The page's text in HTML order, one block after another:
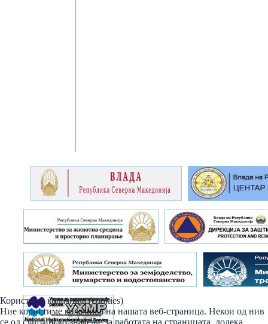
Користиме колачиња (cookies)
Ние користиме колачиња на нашата веб-страница. Некои од нив
се од суштинско значење за работата на страницата, додека